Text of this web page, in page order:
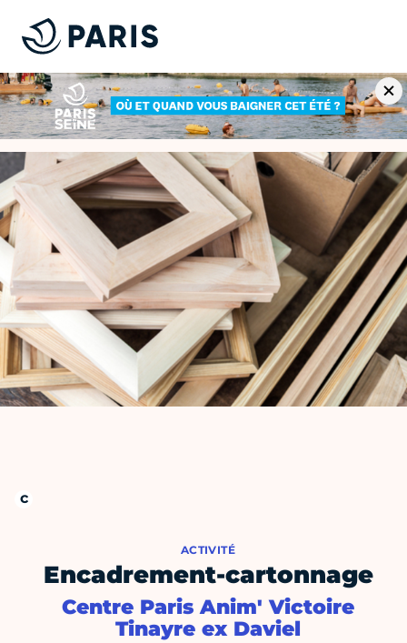
ACTIVITÉ
Encadrement-cartonnage
Centre Paris Anim' Victoire
Tinayre ex Daviel